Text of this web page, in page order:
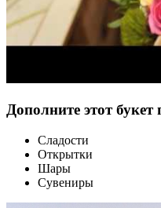
Дополните этот
Сладости
Открытки
Шары
Сувениры